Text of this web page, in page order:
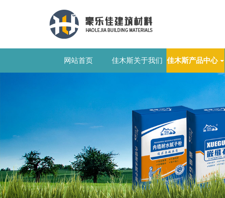
网站首页 佳木斯关于我们 佳木斯产品中心